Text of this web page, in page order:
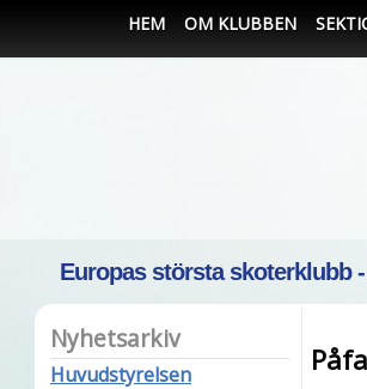
HEM OM KLUBBEN
Europas största skoterklubb
Nyhetsarkiv
Huvudstyrelsen